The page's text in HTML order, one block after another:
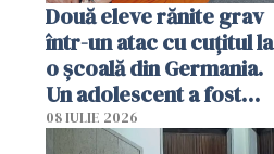
Două eleve rănite grav
într-un atac cu cuțitul la
o școală din Germania.
Un adolescent a fost
arestat
08 IULIE 2026